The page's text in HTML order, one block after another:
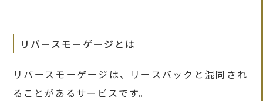
リバースモーゲージとは
リバースモーゲージは、リースバックと混同され
ることがあるサービスです。